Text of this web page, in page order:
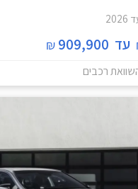
2026
עד 909,900
₪
רכבים